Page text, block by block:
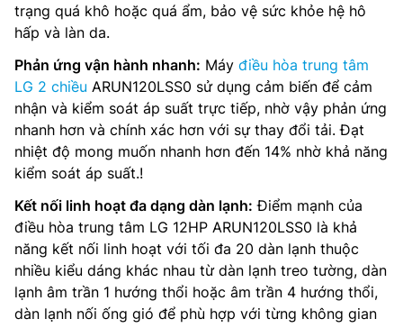
trạng quá khô hoặc quá ẩm, bảo vệ sức khỏe hệ hô
hấp và làn da.
Phản ứng vận hành nhanh: Máy điều hòa trung tâm
LG 2 chiều ARUN120LSS0 sử dụng cảm biến để cảm
nhận và kiểm soát áp suất trực tiếp, nhờ vậy phản ứng
nhanh hơn và chính xác hơn với sự thay đổi tải. Đạt
nhiệt độ mong muốn nhanh hơn đến 14% nhờ khả năng
kiểm soát áp suất.!
Kết nối linh hoạt đa dạng dàn lạnh: Điểm mạnh của
điều hòa trung tâm LG 12HP ARUN120LSS0 là khả
năng kết nối linh hoạt với tối đa 20 dàn lạnh thuộc
nhiều kiểu dáng khác nhau từ dàn lạnh treo tường, dàn
lạnh âm trần 1 hướng thổi hoặc âm trần 4 hướng thổi,
dàn lạnh nối ống gió để phù hợp với từng không gian